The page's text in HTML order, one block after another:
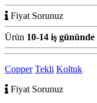
Fiyat Sorunuz
Ürün 10-14 iş gününde
Copper Tekli Koltuk
Fiyat Sorunuz